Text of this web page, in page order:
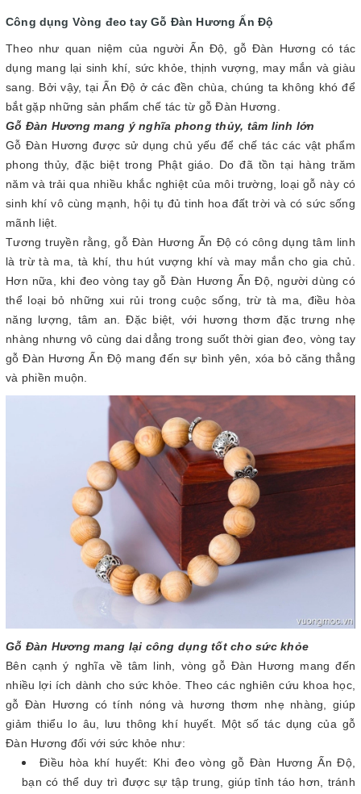
Công dụng Vòng đeo tay Gỗ Đàn Hương Ấn Độ
Theo như quan niệm của người Ấn Độ, gỗ Đàn Hương có tác
dụng mang lại sinh khí, sức khỏe, thịnh vượng, may mắn và giàu
sang. Bởi vậy, tại Ấn Độ ở các đền chùa, chúng ta không khó để
bắt gặp những sản phẩm chế tác từ gỗ Đàn Hương.
Gỗ Đàn Hương mang ý nghĩa phong thủy, tâm linh lớn
Gỗ Đàn Hương được sử dụng chủ yếu để chế tác các vật phẩm
phong thủy, đặc biệt trong Phật giáo. Do đã tồn tại hàng trăm
năm và trải qua nhiều khắc nghiệt của môi trường, loại gỗ này có
sinh khí vô cùng mạnh, hội tụ đủ tinh hoa đất trời và có sức sống
mãnh liệt.
Tương truyền rằng, gỗ Đàn Hương Ấn Độ có công dụng tâm linh
là trừ tà ma, tà khí, thu hút vượng khí và may mắn cho gia chủ.
Hơn nữa, khi đeo vòng tay gỗ Đàn Hương Ấn Độ, người dùng có
thể loại bỏ những xui rủi trong cuộc sống, trừ tà ma, điều hòa
năng lượng, tâm an. Đặc biệt, với hương thơm đặc trưng nhẹ
nhàng nhưng vô cùng dai dẳng trong suốt thời gian đeo, vòng tay
gỗ Đàn Hương Ấn Độ mang đến sự bình yên, xóa bỏ căng thẳng
và phiền muộn.
Gỗ Đàn Hương mang lại công dụng tốt cho sức khỏe
Bên cạnh ý nghĩa về tâm linh, vòng gỗ Đàn Hương mang đến
nhiều lợi ích dành cho sức khỏe. Theo các nghiên cứu khoa học,
gỗ Đàn Hương có tính nóng và hương thơm nhẹ nhàng, giúp
giảm thiểu lo âu, lưu thông khí huyết. Một số tác dụng của gỗ
Đàn Hương đối với sức khỏe như:
Điều hòa khí huyết: Khi đeo vòng gỗ Đàn Hương Ấn Độ,
bạn có thể duy trì được sự tập trung, giúp tỉnh táo hơn, tránh